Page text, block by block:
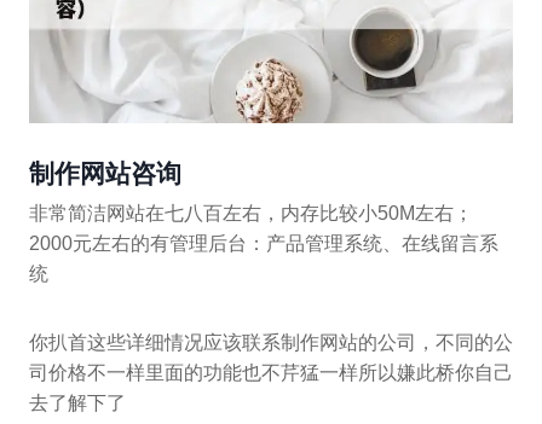
制作网站咨询
非常简洁网站在七八百左右，内存比较小50M左右；
2000元左右的有管理后台：产品管理系统、在线留言系
统
你扒首这些详细情况应该联系制作网站的公司，不同的公
司价格不一样里面的功能也不芹猛一样所以嫌此桥你自己
去了解下了